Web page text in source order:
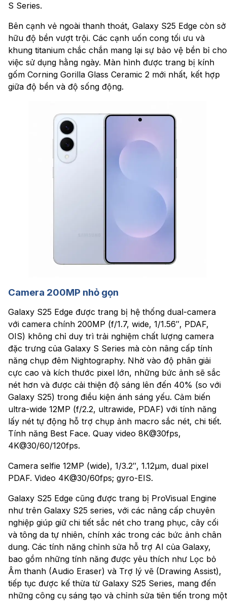
S Series.
Bên cạnh vẻ ngoài thanh thoát, Galaxy S25 Edge còn sở
hữu độ bền vượt trội. Các cạnh uốn cong tối ưu và
khung titanium chắc chắn mang lại sự bảo vệ bền bỉ cho
việc sử dụng hằng ngày. Màn hình được trang bị kính
gốm Corning Gorilla Glass Ceramic 2 mới nhất, kết hợp
giữa độ bền và độ sống động.
Camera 200MP nhỏ gọn
Galaxy S25 Edge được trang bị hệ thống dual-camera
với camera chính 200MP (f/1.7, wide, 1/1.56″, PDAF,
OIS) không chỉ duy trì trải nghiệm chất lượng camera
đặc trưng của Galaxy S Series mà còn nâng cấp tính
năng chụp đêm Nightography. Nhờ vào độ phân giải
cực cao và kích thước pixel lớn, những bức ảnh sẽ sắc
nét hơn và được cải thiện độ sáng lên đến 40% (so với
Galaxy S25) trong điều kiện ánh sáng yếu. Cảm biến
ultra-wide 12MP (f/2.2, ultrawide, PDAF) với tính năng
lấy nét tự động hỗ trợ chụp ảnh macro sắc nét, chi tiết.
Tính năng Best Face. Quay video 8K@30fps,
4K@30/60/120fps.
Camera selfie 12MP (wide), 1/3.2″, 1.12µm, dual pixel
PDAF. Video 4K@30/60fps; gyro-EIS.
Galaxy S25 Edge cũng được trang bị ProVisual Engine
như trên Galaxy S25 series, với các nâng cấp chuyên
nghiệp giúp giữ chi tiết sắc nét cho trang phục, cây cối
và tông da tự nhiên, chính xác trong các bức ảnh chân
dung. Các tính năng chỉnh sửa hỗ trợ AI của Galaxy,
bao gồm những tính năng được yêu thích như Lọc bỏ
Âm thanh (Audio Eraser) và Trợ lý vẽ (Drawing Assist),
tiếp tục được kế thừa từ Galaxy S25 Series, mang đến
những công cụ sáng tạo và chỉnh sửa tiên tiến trong một